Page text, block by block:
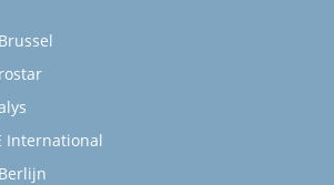
International